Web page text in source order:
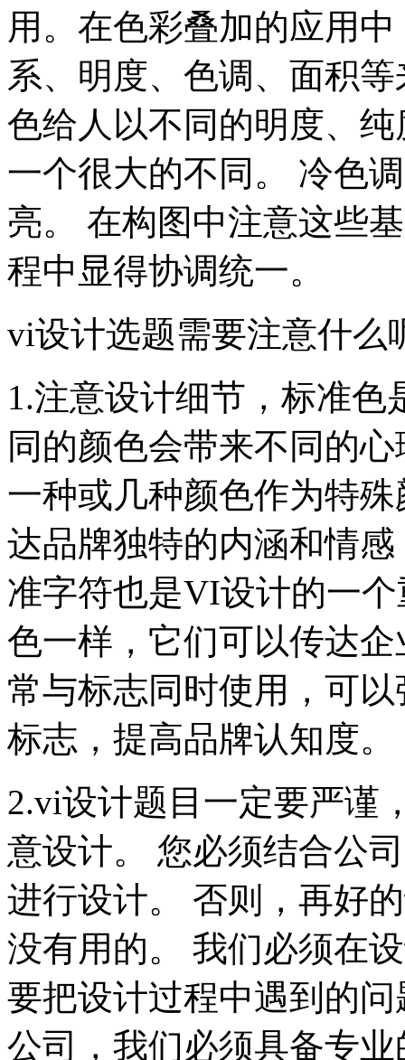
用。在色彩叠加的应用
系、明度、色调、面积
色给人以不同的明度、
一个很大的不同。 冷色
亮。 在构图中注意这些
程中显得协调统一。
vi设计选题需要注意什么
1.注意设计细节，标准
同的颜色会带来不同的
一种或几种颜色作为特
达品牌独特的内涵和情
准字符也是VI设计的一
色一样，它们可以传达
常与标志同时使用，可
标志，提高品牌认知度。
2.vi设计题目一定要严谨
意设计。 您必须结合公
进行设计。 否则，再好
没有用的。 我们必须在
要把设计过程中遇到的
公司，我们必须具备专